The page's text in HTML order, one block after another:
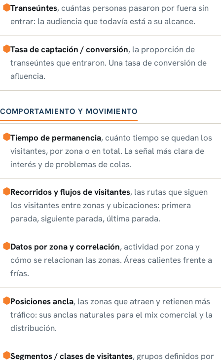
Transeúntes, cuántas personas pasaron por fuera sin
entrar: la audiencia que todavía está a su alcance.
Tasa de captación / conversión, la proporción de
transeúntes que entraron. Una tasa de conversión de
afluencia.
COMPORTAMIENTO Y MOVIMIENTO
Tiempo de permanencia, cuánto tiempo se quedan los
visitantes, por zona o en total. La señal más clara de
interés y de problemas de colas.
Recorridos y flujos de visitantes, las rutas que siguen
los visitantes entre zonas y ubicaciones: primera
parada, siguiente parada, última parada.
Datos por zona y correlación, actividad por zona y
cómo se relacionan las zonas. Áreas calientes frente a
frías.
Posiciones ancla, las zonas que atraen y retienen más
tráfico: sus anclas naturales para el mix comercial y la
distribución.
Segmentos / clases de visitantes, grupos definidos por